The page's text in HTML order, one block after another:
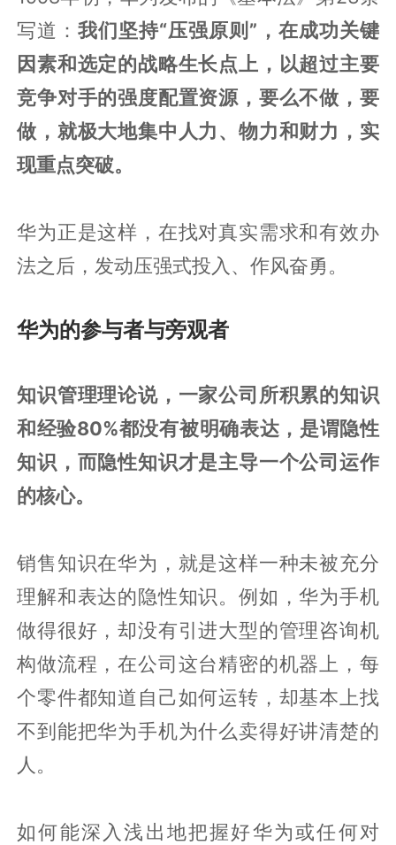
写道：我们坚持“压强原则”，在成功关键
因素和选定的战略生长点上，以超过主要
竞争对手的强度配置资源，要么不做，要
做，就极大地集中人力、物力和财力，实
现重点突破。
华为正是这样，在找对真实需求和有效办
法之后，发动压强式投入、作风奋勇。
华为的参与者与旁观者
知识管理理论说，一家公司所积累的知识
和经验80%都没有被明确表达，是谓隐性
知识，而隐性知识才是主导一个公司运作
的核心。
销售知识在华为，就是这样一种未被充分
理解和表达的隐性知识。例如，华为手机
做得很好，却没有引进大型的管理咨询机
构做流程，在公司这台精密的机器上，每
个零件都知道自己如何运转，却基本上找
不到能把华为手机为什么卖得好讲清楚的
人。
如何能深入浅出地把握好华为或任何对